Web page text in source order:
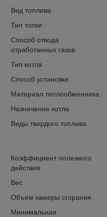
Вид топлива
Тип топки
Способ отвода
отработанных газов
Тип котла
Способ установки
Материал теплообменника
Назначение котла
Виды твердого топлива
Коэффициент полезного
действия
Вес
Объем камеры сгорания
Минимальная